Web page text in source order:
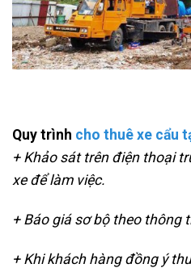
Quy trình cho thuê xe cẩu
+ Khảo sát trên điện thoại
xe để làm việc.
+ Báo giá sơ bộ theo thông
+ Khi khách hàng đồng ý